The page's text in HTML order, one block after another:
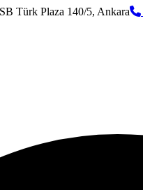
Türk Plaza 140/5, Ankara